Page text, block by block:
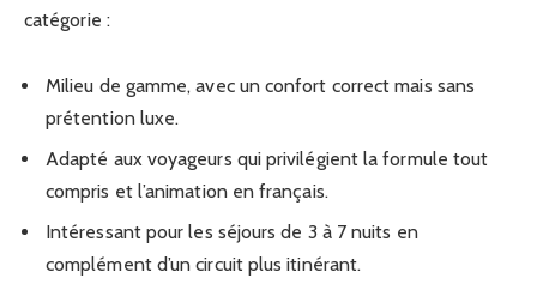
catégorie :
Milieu de gamme, avec un confort correct mais sans
prétention luxe.
Adapté aux voyageurs qui privilégient la formule tout
compris et l’animation en français.
Intéressant pour les séjours de 3 à 7 nuits en
complément d’un circuit plus itinérant.